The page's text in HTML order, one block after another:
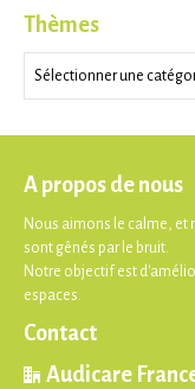
Thèmes
Thèmes
A propos de nous
Nous aimons le calme, et
sont gênés par le bruit.
Notre objectif est
espaces.
Contact
Audicare